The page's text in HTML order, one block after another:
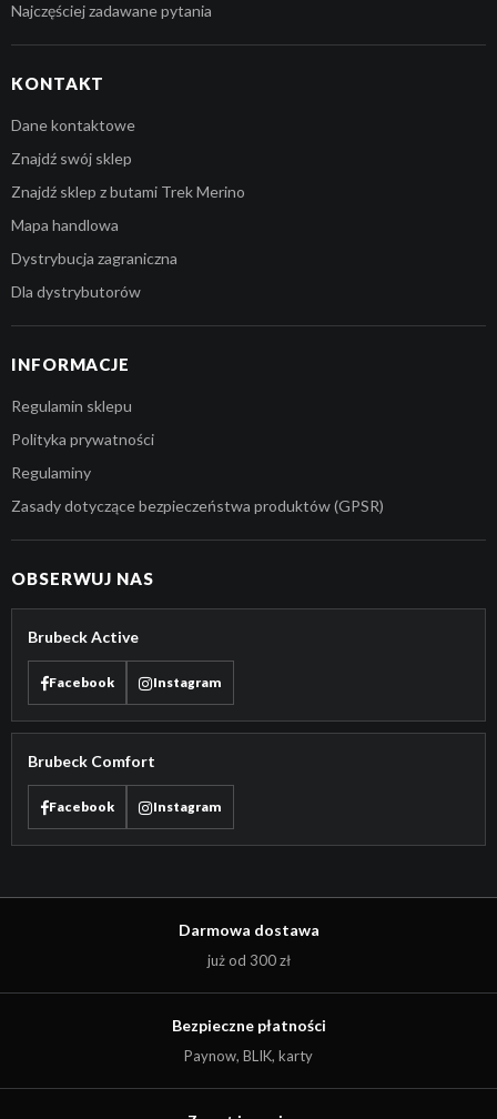
Najczęściej zadawane pytania
KONTAKT
Dane kontaktowe
Znajdź swój sklep
Znajdź sklep z butami Trek Merino
Mapa handlowa
Dystrybucja zagraniczna
Dla dystrybutorów
INFORMACJE
Regulamin sklepu
Polityka prywatności
Regulaminy
Zasady dotyczące bezpieczeństwa produktów (GPSR)
OBSERWUJ NAS
Brubeck Active
Facebook Instagram
Brubeck Comfort
Facebook Instagram
Darmowa dostawa
już od 300 zł
Bezpieczne płatności
Paynow, BLIK, karty